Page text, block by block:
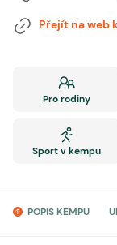
Přejít na web
Pro rodiny
Sport v kempu
POPIS KEMPU